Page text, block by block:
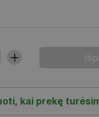
kai prekę